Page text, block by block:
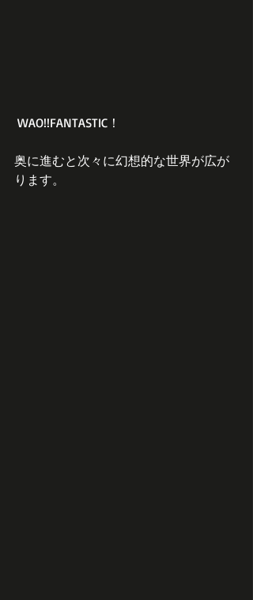
WAO!!FANTASTIC！
奥に進むと次々に幻想的な世界が広が
ります。